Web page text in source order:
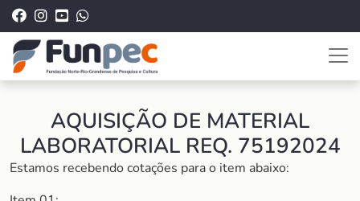
AQUISIÇÃO DE MATERIAL
LABORATORIAL REQ. 75192024
Estamos recebendo cotações para o item abaixo: